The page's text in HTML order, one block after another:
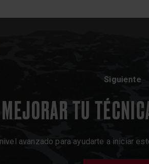
Siguiente
TU
avanzado para ayudarte a iniciar